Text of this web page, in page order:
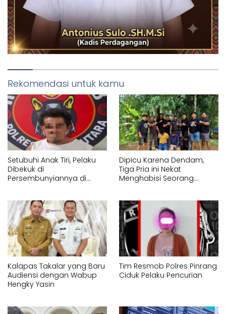
Rekomendasi untuk kamu
Setubuhi Anak Tiri, Pelaku
Dibekuk di
Persembunyiannya di
Dipicu Karena Dendam,
Tiga Pria ini Nekat
Menghabisi Seorang
Kalapas Takalar yang Baru
Audiensi dengan Wabup
Hengky Yasin
Tim Resmob Polres Pinrang
Ciduk Pelaku Pencurian